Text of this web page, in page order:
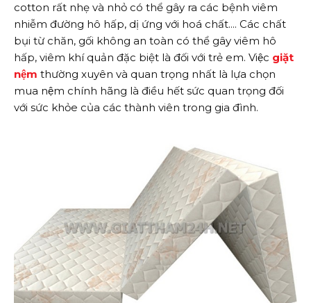
cotton rất nhẹ và nhỏ có thể gây ra các bệnh viêm
nhiễm đường hô hấp, dị ứng với hoá chất.... Các chất
bụi từ chăn, gối không an toàn có thể gây viêm hô
hấp, viêm khí quản đặc biệt là đối với trẻ em. Việc giặt
nệm thường xuyên và quan trọng nhất là lựa chọn
mua nệm chính hãng là điều hết sức quan trọng đối
với sức khỏe của các thành viên trong gia đình.